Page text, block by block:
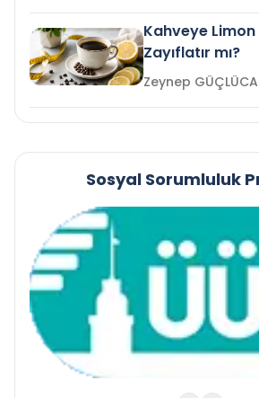
Kahveye Limon
Zayıflatır mı?
Zeynep
Sosyal Sorumluluk